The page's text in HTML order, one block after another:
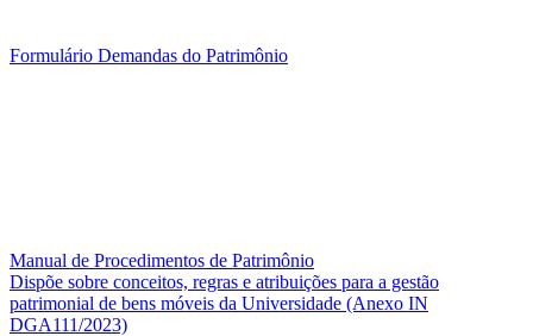
Formulário Demandas do Patrimônio
Manual de Procedimentos de Patrimônio
Dispõe sobre conceitos, regras e atribuições para a gestão
patrimonial de bens móveis da Universidade (Anexo IN
DGA111/2023)